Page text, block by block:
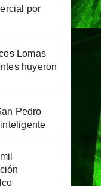
por
Lomas
huyeron
Pedro